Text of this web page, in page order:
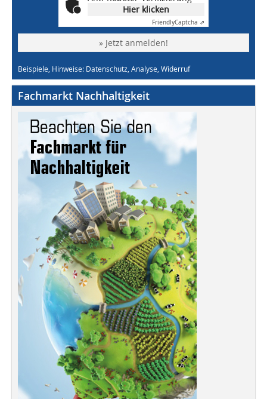
Hier klicken
FriendlyCaptcha ⇗
» Jetzt anmelden!
Beispiele, Hinweise: Datenschutz, Analyse, Widerruf
Fachmarkt Nachhaltigkeit